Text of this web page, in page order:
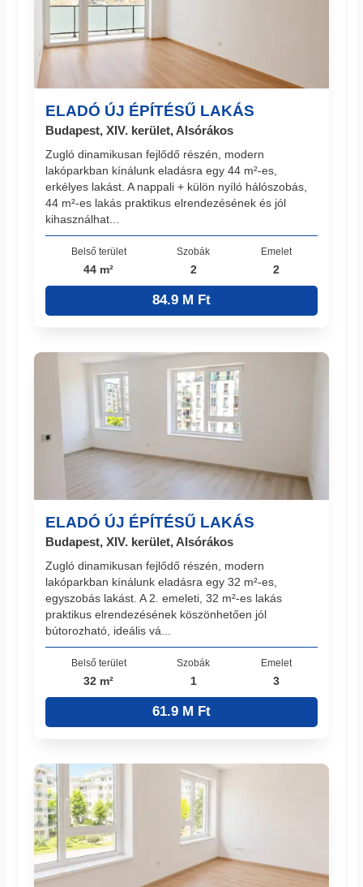
ELADÓ ÚJ ÉPÍTÉSŰ LAKÁS
Budapest, XIV. kerület, Alsórákos
Zugló dinamikusan fejlődő részén, modern
lakóparkban kínálunk eladásra egy 44 m²-es,
erkélyes lakást. A nappali + külön nyíló hálószobás,
44 m²-es lakás praktikus elrendezésének és jól
kihasználhat...
Belső terület
44 m²
Szobák
2
Emelet
2
84.9 M Ft
ELADÓ ÚJ ÉPÍTÉSŰ LAKÁS
Budapest, XIV. kerület, Alsórákos
Zugló dinamikusan fejlődő részén, modern
lakóparkban kínálunk eladásra egy 32 m²-es,
egyszobás lakást. A 2. emeleti, 32 m²-es lakás
praktikus elrendezésének köszönhetően jól
bútorozható, ideális vá...
Belső terület
32 m²
Szobák
1
Emelet
3
61.9 M Ft